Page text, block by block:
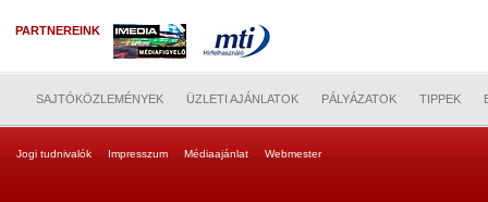
PARTNEREINK
SAJTÓKÖZLEMÉNYEK ÜZLETI AJÁNLATOK PÁLYÁZATOK TIPPEK
Jogi tudnivalók Impresszum Médiaajánlat Webmester